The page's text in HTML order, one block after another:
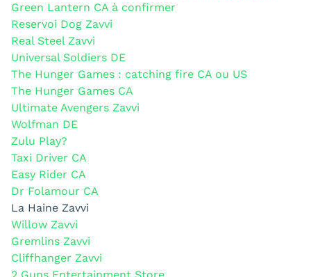
Green Lantern CA à confirmer
Reservoi Dog Zavvi
Real Steel Zavvi
Universal Soldiers DE
The Hunger Games : catching fire CA ou US
The Hunger Games CA
Ultimate Avengers Zavvi
Wolfman DE
Zulu Play?
Taxi Driver CA
Easy Rider CA
Dr Folamour CA
La Haine Zavvi
Willow Zavvi
Gremlins Zavvi
Cliffhanger Zavvi